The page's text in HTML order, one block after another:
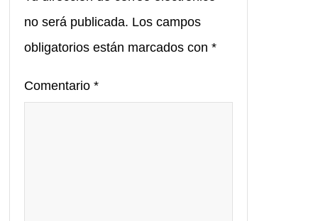
no será publicada. Los campos
obligatorios están marcados con *
Comentario *